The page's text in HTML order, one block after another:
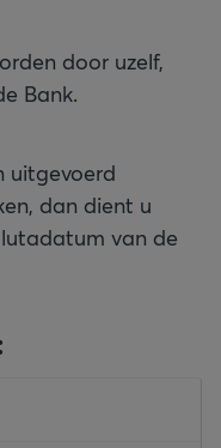
door uzelf,
Bank.
uitgevoerd
dan dient u
van de